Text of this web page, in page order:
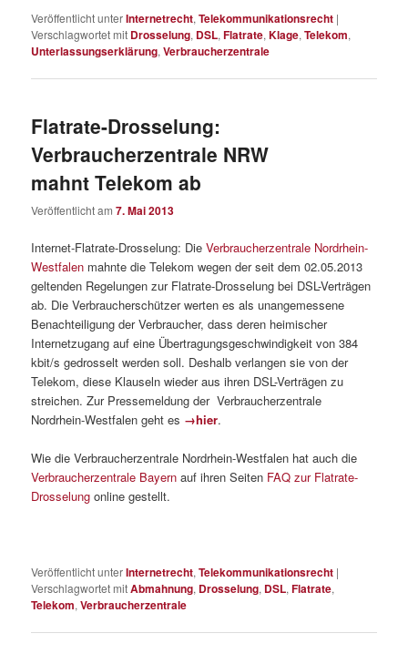
Veröffentlicht unterInternetrecht,Telekommunikationsrecht |
Verschlagwortet mit Drosselung, DSL,Flatrate,Klage,Telekom,
Unterlassungserklärung,Verbraucherzentrale
Flatrate-Drosselung:
Verbraucherzentrale NRW
mahnt Telekom ab
Veröffentlicht am7. Mai 2013
Internet-Flatrate-Drosselung: DieVerbraucherzentrale Nordrhein-
Westfalen mahnte die Telekom wegen der seit dem 02.05.2013
geltenden Regelungen zur Flatrate-Drosselung bei DSL-Verträgen
ab. Die Verbraucherschützer werten es als unangemessene
Benachteiligung der Verbraucher, dass deren heimischer
Internetzugang auf eine Übertragungsgeschwindigkeit von 384
kbit/s gedrosselt werden soll. Deshalb verlangen sie von der
Telekom, diese Klauseln wieder aus ihren DSL-Verträgen zu
streichen. Zur Pressemeldung der Verbraucherzentrale
Nordrhein-Westfalen geht es →hier.
Wie die Verbraucherzentrale Nordrhein-Westfalen hat auch die
Verbraucherzentrale Bayern auf ihren Seiten FAQ zur Flatrate-
Drosselung online gestellt.
Veröffentlicht unterInternetrecht,Telekommunikationsrecht |
Verschlagwortet mitAbmahnung, Drosselung, DSL,Flatrate,
Telekom,Verbraucherzentrale